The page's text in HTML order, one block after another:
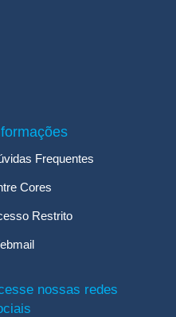
Frequentes
Cores
Restrito
nossas redes